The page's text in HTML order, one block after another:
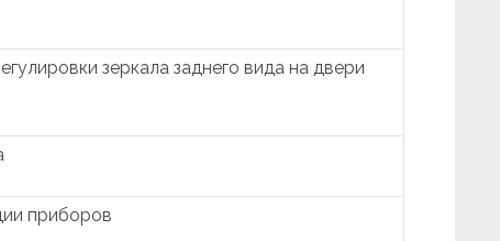
зеркала заднего вида на двери
приборов